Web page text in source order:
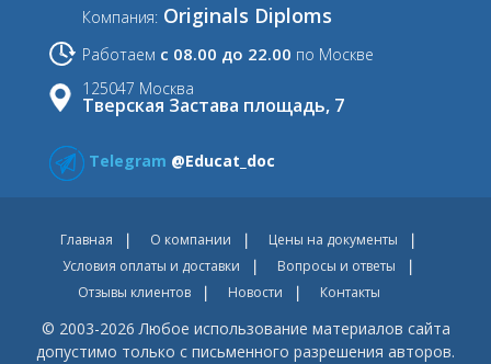
Компания: Originals Diploms
Работаем с 08.00 до 22.00 по Москве
125047 Москва
Тверская Застава площадь, 7
Telegram @Educat_doc
Главная О компании
Цены на документы
Условия оплаты и доставки
Вопросы и ответы
Отзывы клиентов
Новости Контакты
© 2003-2026 Любое использование материалов сайта
допустимо только с письменного разрешения авторов.